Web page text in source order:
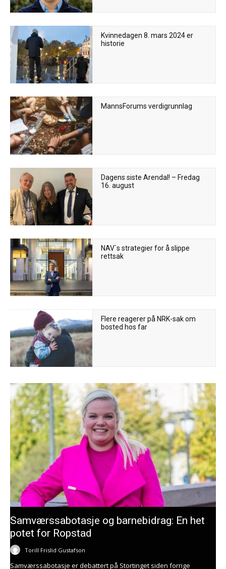
Kvinnedagen 8. mars 2024 er
historie
MannsForums verdigrunnlag
Dagens siste Arendal! – Fredag
16. august
NAV`s strategier for å slippe
rettsak
Flere reagerer på NRK-sak om
bosted hos far
Samværssabotasje og barnebidrag: En het
potet for Ropstad
Torill Frislid Gustafson
Samværssabotasje er debattert på Stortinget siden forrige